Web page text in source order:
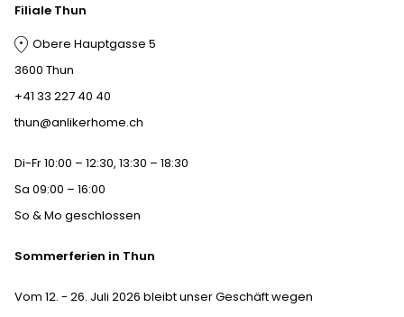
Filiale Thun
Obere Hauptgasse 5
3600 Thun
+41 33 227 40 40
thun@anlikerhome.ch
Di-Fr 10:00 – 12:30, 13:30 – 18:30
Sa 09:00 – 16:00
So & Mo geschlossen
Sommerferien in Thun
Vom 12. - 26. Juli 2026 bleibt unser Geschäft wegen